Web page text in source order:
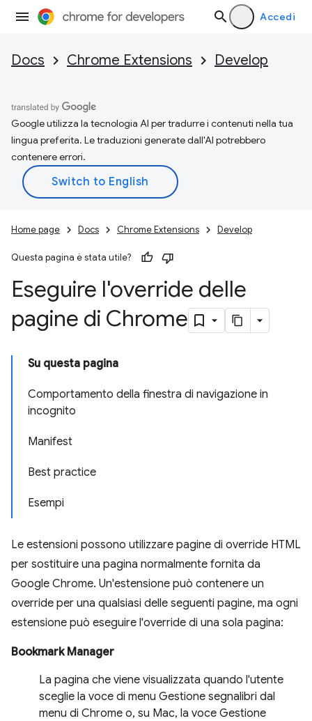
Accedi
Docs Chrome Extensions Develop
Google utilizza la tecnologia AI per tradurre i contenuti nella tua
lingua preferita. Le traduzioni generate dall'AI potrebbero
contenere errori.
Home page Docs Chrome Extensions Develop
Questa pagina è stata utile?
Eseguire l'override delle
pagine di Chrome
Su questa pagina
Comportamento della finestra di navigazione in
incognito
Manifest
Best practice
Esempi
Le estensioni possono utilizzare pagine di override HTML
per sostituire una pagina normalmente fornita da
Google Chrome. Un'estensione può contenere un
override per una qualsiasi delle seguenti pagine, ma ogni
estensione può eseguire l'override di una sola pagina:
Bookmark Manager
La pagina che viene visualizzata quando l'utente
sceglie la voce di menu Gestione segnalibri dal
menu di Chrome o, su Mac, la voce Gestione